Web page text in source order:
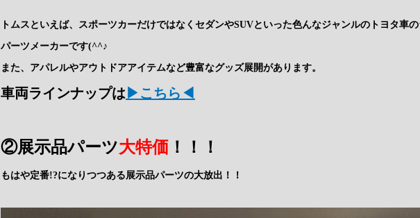
トムスといえば、スポーツカーだけではなくセダンやSUVといった色んなジャンルのトヨタ車
パーツメーカーです(^^♪
また、アパレルやアウトドアアイテムなど豊富なグッズ展開があります。
車両ラインナップは ▶こちら◀
②展示品パーツ大特価！！！
もはや定番!?になりつつある展示品パーツの大放出！！